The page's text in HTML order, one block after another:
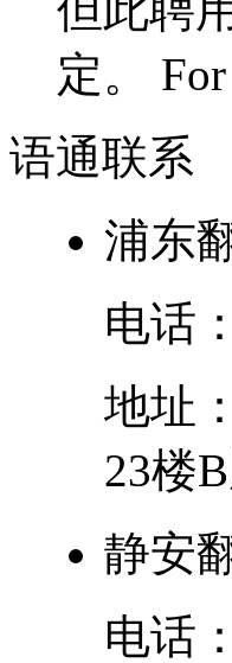
定。
语通联系
浦东
电话：
地址：
23楼
静安
电话：